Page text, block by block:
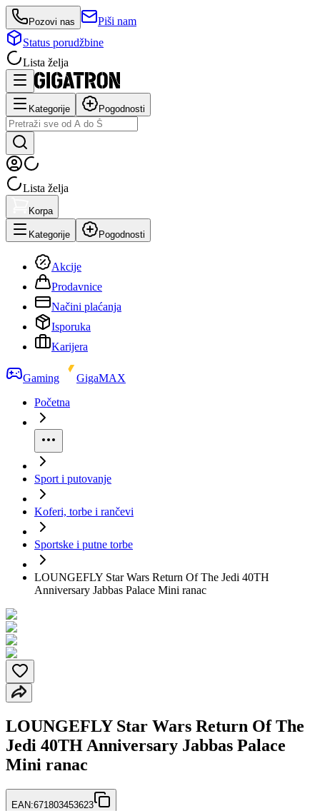
Pozovi nas
Piši nam
Status porudžbine
Lista želja
Kategorije Pogodnosti
Lista želja
Korpa
Kategorije Pogodnosti
Akcije
Prodavnice
Načini plaćanja
Isporuka
Karijera
Gaming
GigaMAX
Početna
Sport i putovanje
Koferi, torbe i rančevi
Sportske i putne torbe
LOUNGEFLY Star Wars Return Of The Jedi 40TH
Anniversary Jabbas Palace Mini ranac
LOUNGEFLY Star Wars Return Of The
Jedi 40TH Anniversary Jabbas Palace
Mini ranac
EAN:671803453623